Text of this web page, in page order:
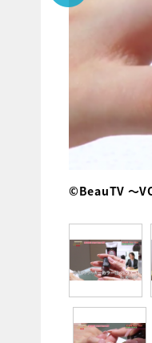
©BeauTV ～